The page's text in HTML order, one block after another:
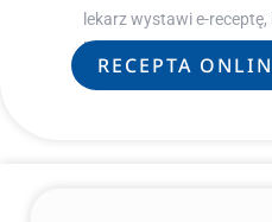
lekarz wystawi e-
leczenie.
RECEPTA